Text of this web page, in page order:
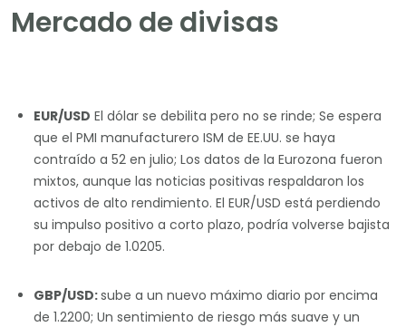
Mercado de divisas
EUR/USD El dólar se debilita pero no se rinde; Se espera
que el PMI manufacturero ISM de EE.UU. se haya
contraído a 52 en julio; Los datos de la Eurozona fueron
mixtos, aunque las noticias positivas respaldaron los
activos de alto rendimiento. El EUR/USD está perdiendo
su impulso positivo a corto plazo, podría volverse bajista
por debajo de 1.0205.
GBP/USD:sube a un nuevo máximo diario por encima
de 1.2200; Un sentimiento de riesgo más suave y un